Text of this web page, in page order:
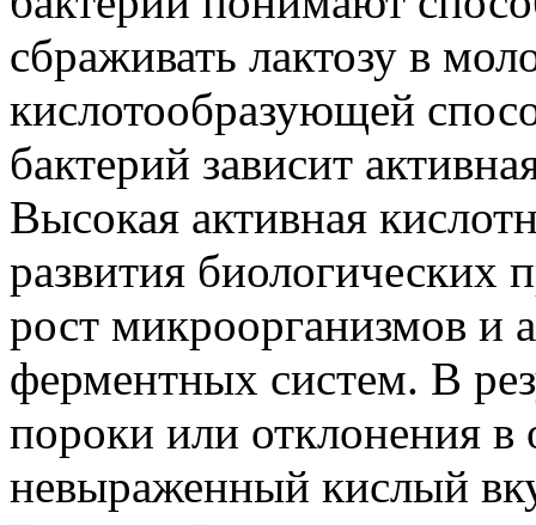
сбраживать лактозу в
кислотообразующей
бактерий зависит
Высокая активная
развития биологических
рост микроорганизмов и
ферментных систем. В
пороки или отклонения в
невыраженный кислый